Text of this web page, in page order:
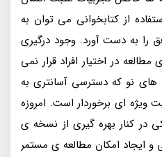
از کتابخوانی می توان به
را به دست آورد. وجود درگیری
در اختیار افراد قرار نمی
های نو که دسترسی آسانتری به
ویژه ای برخوردار است. امروزه
در کنار بهره گیری از نسخه ی
ایجاد امکان مطالعه ی مستمر